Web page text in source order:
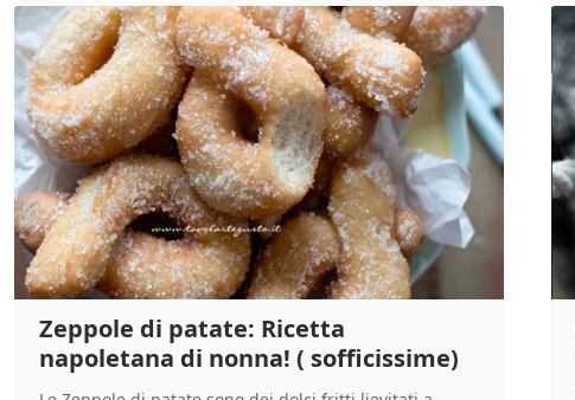
Zeppole di patate: Ricetta
napoletana di nonna! ( sofficissime)